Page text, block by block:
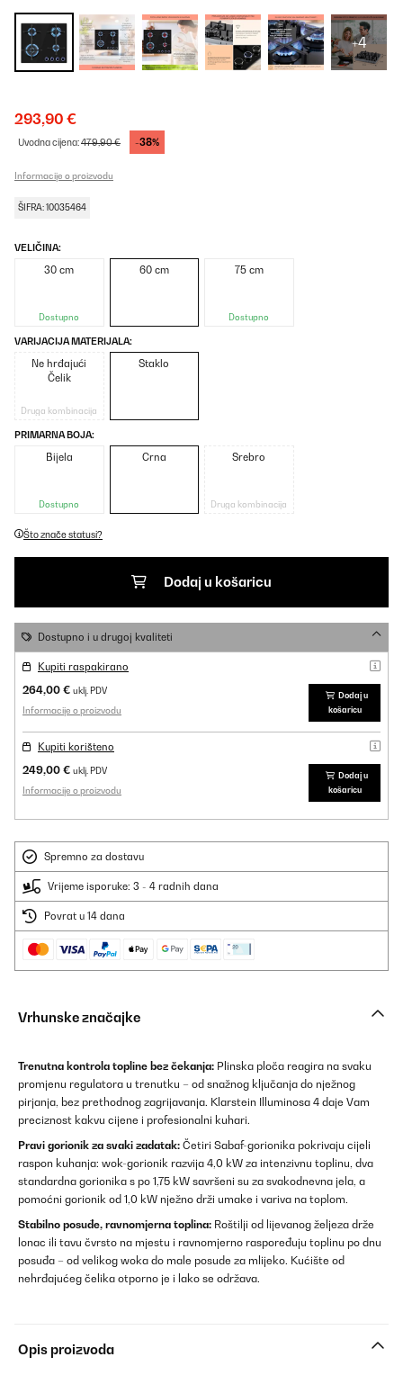
+4
293,90 €
Uvodna cijena:479,90 € -38%
Informacije o proizvodu
ŠIFRA: 10035464
VELIČINA:
30 cm
Dostupno
60 cm 75 cm
Dostupno
VARIJACIJA MATERIJALA:
Ne hrđajući
Čelik
Druga kombinacija
Staklo
PRIMARNA BOJA:
Bijela
Dostupno
Crna Srebro
Druga kombinacija
Što znače statusi?
Dodaj u košaricu
Dostupno i u drugoj kvaliteti
Kupiti raspakirano
264,00 € uklj. PDV
Informacije o proizvodu
Dodaj u
košaricu
Kupiti korišteno
249,00 € uklj. PDV
Informacije o proizvodu
Dodaj u
košaricu
Spremno za dostavu
Vrijeme isporuke: 3 - 4 radnih dana
Povrat u 14 dana
Vrhunske značajke
Trenutna kontrola topline bez čekanja: Plinska ploča reagira na svaku
promjenu regulatora u trenutku – od snažnog ključanja do nježnog
pirjanja, bez prethodnog zagrijavanja. Klarstein Illuminosa 4 daje Vam
preciznost kakvu cijene i profesionalni kuhari.
Pravi gorionik za svaki zadatak: Četiri Sabaf-gorionika pokrivaju cijeli
raspon kuhanja: wok-gorionik razvija 4,0 kW za intenzivnu toplinu, dva
standardna gorionika s po 1,75 kW savršeni su za svakodnevna jela, a
pomoćni gorionik od 1,0 kW nježno drži umake i variva na toplom.
Stabilno posuđe, ravnomjerna toplina: Roštilji od lijevanog željeza drže
lonac ili tavu čvrsto na mjestu i ravnomjerno raspoređuju toplinu po dnu
posuđa – od velikog woka do male posude za mlijeko. Kućište od
nehrđajućeg čelika otporno je i lako se održava.
Opis proizvoda